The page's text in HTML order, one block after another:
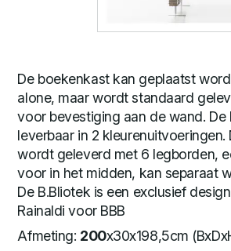
De boekenkast kan geplaatst
alone, maar wordt standaard
voor bevestiging aan de wand. De
leverbaar in 2 kleurenuitvoeringen.
wordt geleverd met 6 legborden,
voor in het midden, kan separaat
De B.Bliotek is een exclusief
Rainaldi voor BBB
Afmeting: 200x30x198,5cm